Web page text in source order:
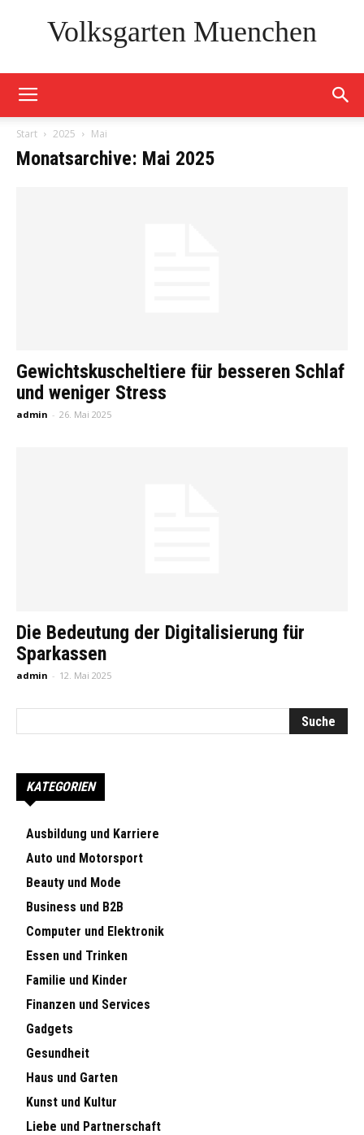
Volksgarten Muenchen
Start 2025 Mai
Monatsarchive: Mai 2025
Gewichtskuscheltiere für besseren Schlaf
und weniger Stress
admin - 26. Mai 2025
Die Bedeutung der Digitalisierung für
Sparkassen
admin - 12. Mai 2025
KATEGORIEN
Ausbildung und Karriere
Auto und Motorsport
Beauty und Mode
Business und B2B
Computer und Elektronik
Essen und Trinken
Familie und Kinder
Finanzen und Services
Gadgets
Gesundheit
Haus und Garten
Kunst und Kultur
Liebe und Partnerschaft